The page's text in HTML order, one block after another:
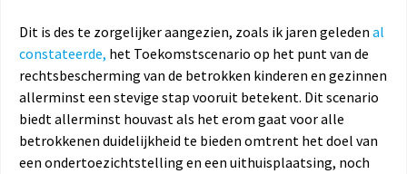
Dit is des te zorgelijker aangezien, zoals ik jaren geleden al
constateerde, het Toekomstscenario op het punt van de
rechtsbescherming van de betrokken kinderen en gezinnen
allerminst een stevige stap vooruit betekent. Dit scenario
biedt allerminst houvast als het erom gaat voor alle
betrokkenen duidelijkheid te bieden omtrent het doel van
een ondertoezichtstelling en een uithuisplaatsing, noch